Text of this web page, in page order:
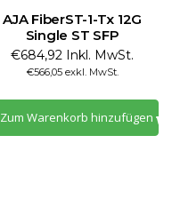
AJA FiberST-1-Tx 12G
Single ST SFP
€684,92 Inkl. MwSt.
€566,05 exkl. MwSt.
Zum Warenkorb hinzufügen